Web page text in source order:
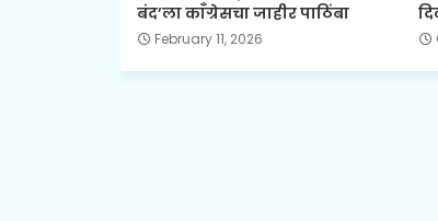
बंद’ला काँग्रेसचा जाहीर पाठिंबा
February 11, 2026